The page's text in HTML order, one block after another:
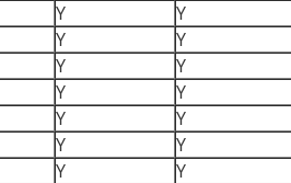
Y Y
Y Y
Y Y
Y Y
Y Y
Y Y
Y Y